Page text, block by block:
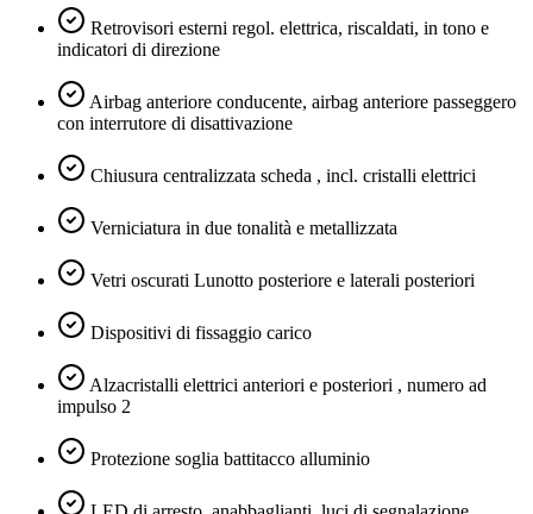
Retrovisori esterni regol. elettrica, riscaldati, in tono e
indicatori di direzione
Airbag anteriore conducente, airbag anteriore passeggero
con interrutore di disattivazione
Chiusura centralizzata scheda , incl. cristalli elettrici
Verniciatura in due tonalità e metallizzata
Vetri oscurati Lunotto posteriore e laterali posteriori
Dispositivi di fissaggio carico
Alzacristalli elettrici anteriori e posteriori , numero ad
impulso 2
Protezione soglia battitacco alluminio